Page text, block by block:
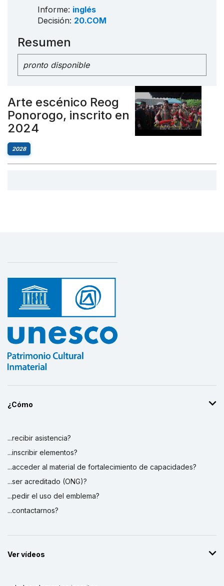
Informe: inglés
Decisión: 20.COM
Resumen
pronto disponible
Arte escénico Reog
Ponorogo, inscrito en
2024
2028
¿Cómo
...recibir asistencia?
...inscribir elementos?
...acceder al material de fortalecimiento de capacidades?
...ser acreditado (ONG)?
...pedir el uso del emblema?
...contactarnos?
Ver vídeos